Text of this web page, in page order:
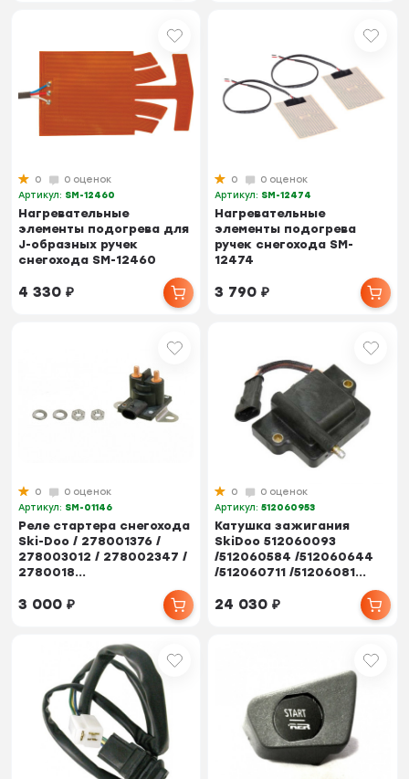
0
0 оценок
Артикул: SM-12460
Нагревательные
элементы подогрева для
J-образных ручек
снегохода SM-12460
4 330₽
0
0 оценок
Артикул: SM-12474
Нагревательные
элементы подогрева
ручек снегохода SM-
12474
3 790₽
0
0 оценок
Артикул: SM-01146
Реле стартера снегохода
Ski-Doo / 278001376 /
278003012 / 278002347 /
2780018...
3 000₽
0
0 оценок
Артикул:512060953
Катушка зажигания
SkiDoo 512060093
/512060584 /512060644
/512060711 /51206081...
24 030₽